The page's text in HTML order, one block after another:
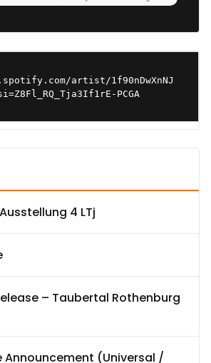
artist/1f90nDwXnNJ
PCGA
4 LTj
– Taubertal Rothenburg
Announcement (Universal /